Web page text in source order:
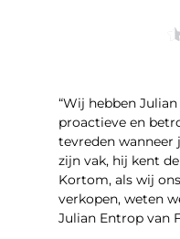
“Wij hebben
proactieve en
tevreden wanneer
zijn vak, hij kent
Kortom, als wij
verkopen, weten
Julian Entrop van